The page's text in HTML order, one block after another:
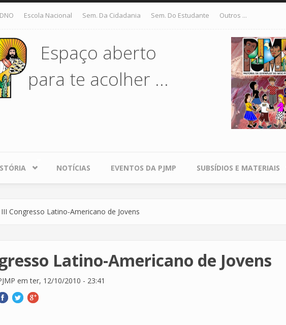
DNO Escola Nacional Sem. Da Cidadania Sem. Do Estudante Outros ...
Espaço aberto
para te acolher ...
NOTÍCIAS EVENTOS DA PJMP SUBSÍDIOS E MATERIAIS
III Congresso Latino-Americano de Jovens
Latino-Americano de Jovens
em ter, 12/10/2010 - 23:41